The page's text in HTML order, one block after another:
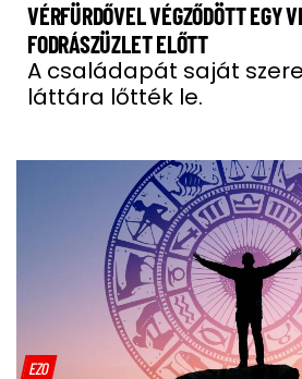
VÉRFÜRDŐVEL VÉGZŐDÖTT EGY
FODRÁSZÜZLET ELŐTT
A családapát saját
láttára lőtték le.
EZO